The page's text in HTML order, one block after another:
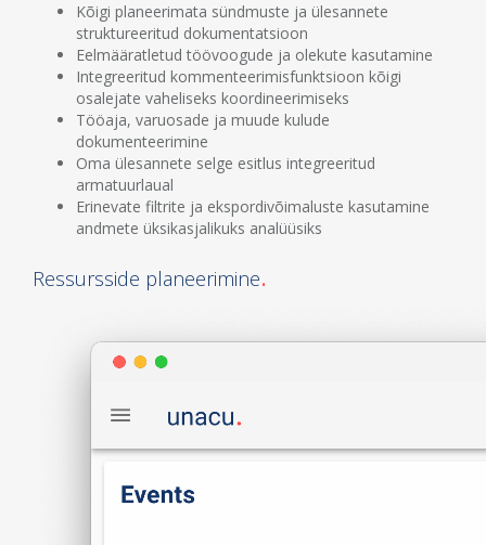
Kõigi planeerimata sündmuste ja ülesannete
struktureeritud dokumentatsioon
Eelmääratletud töövoogude ja olekute kasutamine
Integreeritud kommenteerimisfunktsioon kõigi
osalejate vaheliseks koordineerimiseks
Tööaja, varuosade ja muude kulude
dokumenteerimine
Oma ülesannete selge esitlus integreeritud
armatuurlaual
Erinevate filtrite ja ekspordivõimaluste kasutamine
andmete üksikasjalikuks analüüsiks
Ressursside planeerimine